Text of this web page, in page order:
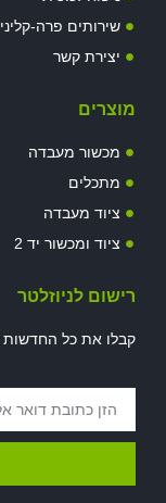
שירותים פרה-
יצירת קשר
מוצרים
מכשור מעבדה
מתכלים
ציוד מעבדה
ציוד ומכשור יד 2
רישום לניוזלטר
קבלו את כל החדשות